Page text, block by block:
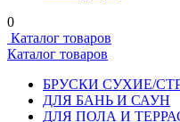
0
Каталог товаров
Каталог товаров
БРУСКИ СУХИЕ/
ДЛЯ БАНЬ И САУН
ДЛЯ ПОЛА И